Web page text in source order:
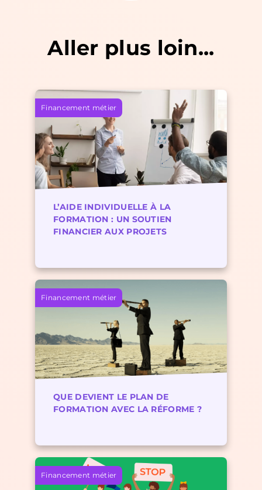
Aller plus loin...
Financement métier
L’AIDE INDIVIDUELLE À LA
FORMATION : UN SOUTIEN
FINANCIER AUX PROJETS
Financement métier
QUE DEVIENT LE PLAN DE
FORMATION AVEC LA RÉFORME ?
Actualités & Veilles
Financement métier